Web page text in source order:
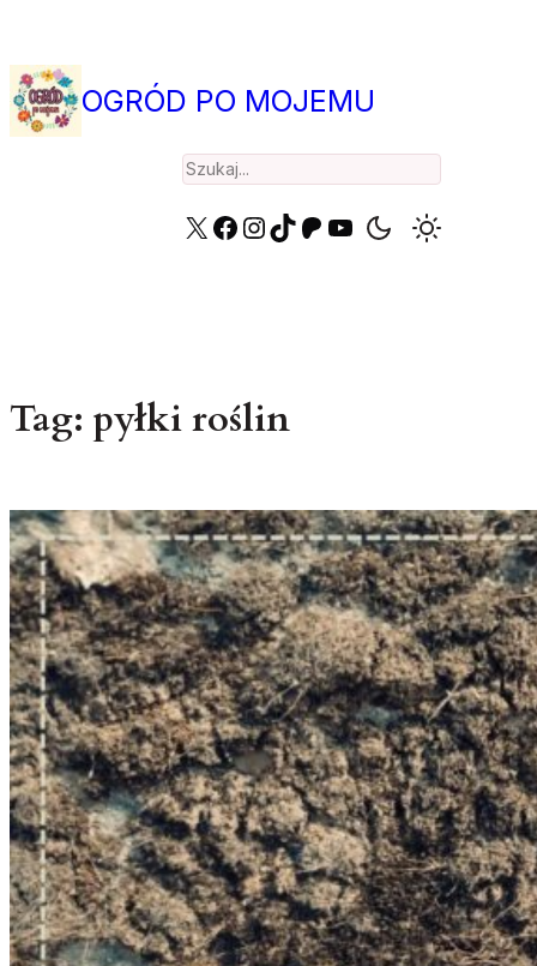
treści
OGRÓD PO MOJEMU
Search
X Facebook
Instagram
TikTok
Patreon
YouTube
Tag: pyłki roślin